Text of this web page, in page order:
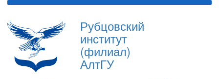
Рубцовский
институт
(филиал)
АлтГУ